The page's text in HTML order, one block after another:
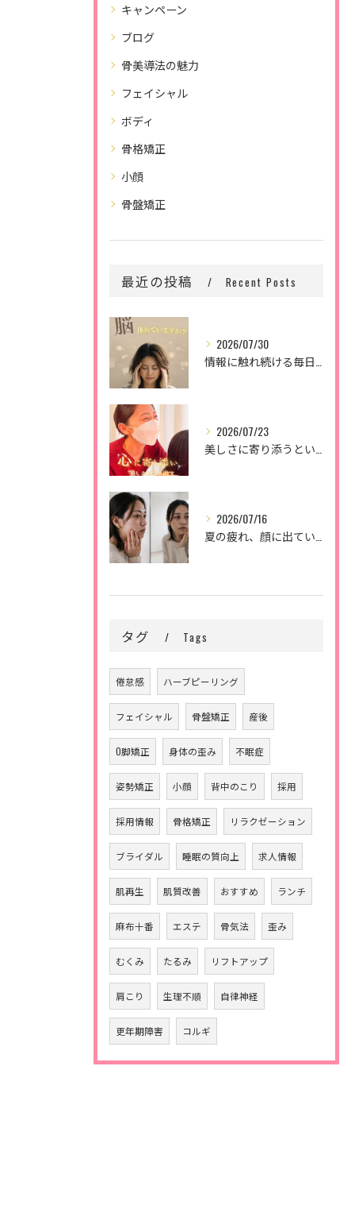
キャンペーン
ブログ
骨美導法の魅力
フェイシャル
ボディ
骨格矯正
小顔
骨盤矯正
最近の投稿 Recent Posts
2026/07/30
情報に触れ続ける毎日。
2026/07/23
美しさに寄り添うということ。
2026/07/16
夏の疲れ、顔に出ていませんか？🌿
タグ Tags
倦怠感 ハーブピーリング
フェイシャル 骨盤矯正 産後
O脚矯正 身体の歪み 不眠症
姿勢矯正 小顔 背中のこり 採用
採用情報 骨格矯正 リラクゼーション
ブライダル 睡眠の質向上 求人情報
肌再生 肌質改善 おすすめ ランチ
麻布十番 エステ 骨気法 歪み
むくみ たるみ リフトアップ
肩こり 生理不順 自律神経
更年期障害 コルギ